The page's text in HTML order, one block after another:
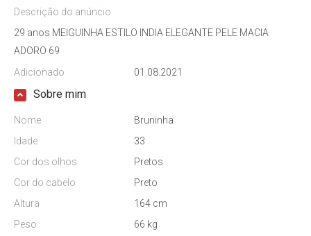
Descrição do anúncio
29 anos MEIGUINHA ESTILO INDIA ELEGANTE PELE MACIA
ADORO 69
Adicionado
01.08.2021
Sobre mim
Nome
Bruninha
Idade
33
Cor dos olhos
Pretos
Cor do cabelo
Preto
Altura
164 cm
Peso
66 kg